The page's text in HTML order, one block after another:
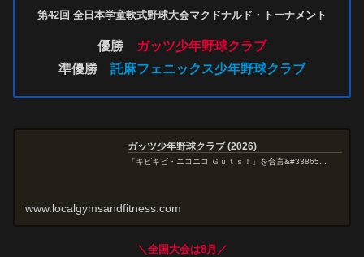
第42回 全日本学童軟式野球大会マクドナルド・トーナメント
優勝
ガッツ少年野球クラブ
準優勝
託麻フェニックス少年野球クラブ
ガッツ少年野球クラブ (2026)
「キビキビ・ニコニコ Ｇｕｔｓ！」を合言&#33865...
www.localgymsandfitness.com
＼全国大会は8月／